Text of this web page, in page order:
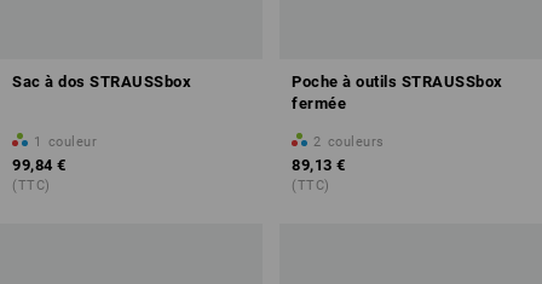
Sac à dos STRAUSSbox
1 couleur
99,84 €
(TTC)
Poche à outils STRAUSSbox
fermée
2 couleurs
89,13 €
(TTC)